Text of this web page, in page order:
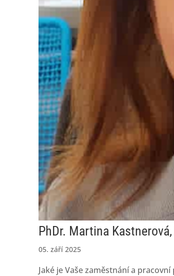
PhDr. Martina Kastnerová,
05. září 2025
Jaké je Vaše zaměstnání a